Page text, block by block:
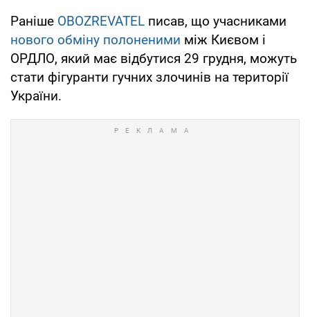
Раніше OBOZREVATEL писав, що учасниками
нового обміну полоненими між Києвом і
ОРДЛО, який має відбутися 29 грудня, можуть
стати фігуранти гучних злочинів на території
України.